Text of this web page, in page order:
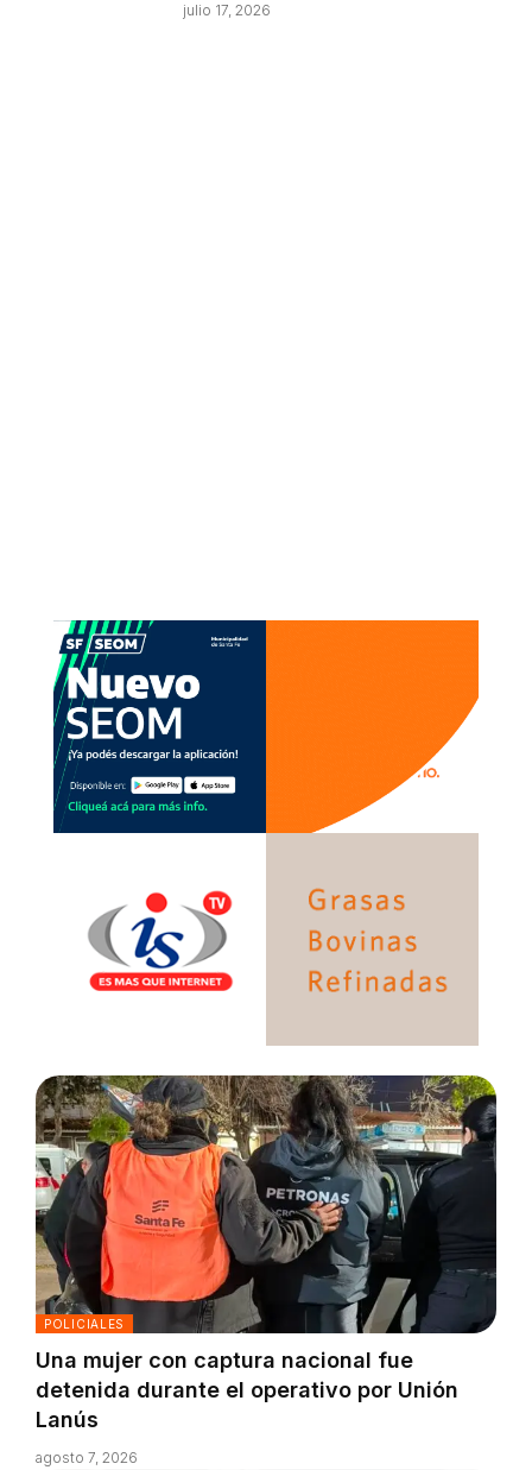
julio 17, 2026
POLICIALES
Una mujer con captura nacional fue
detenida durante el operativo por Unión
Lanús
agosto 7, 2026